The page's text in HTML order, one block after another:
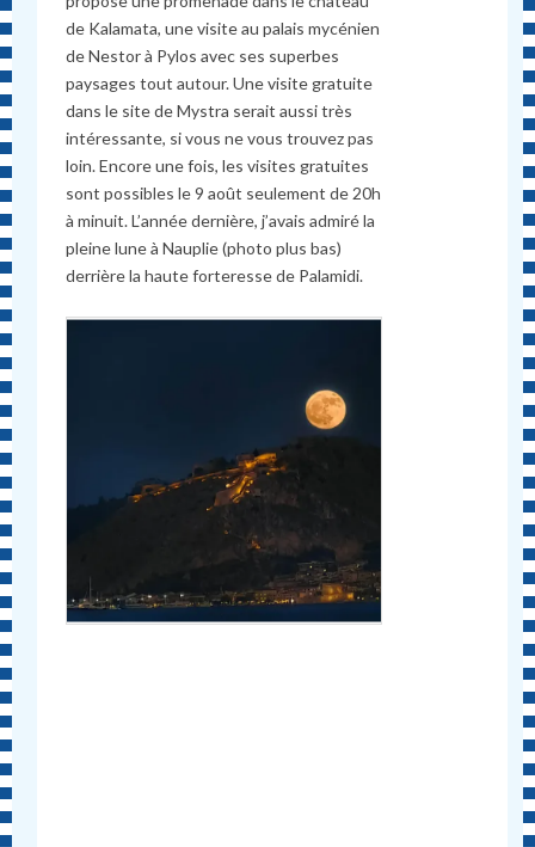
de Kalamata, une visite au palais mycénien
de Nestor à Pylos avec ses superbes
paysages tout autour. Une visite gratuite
dans le site de Mystra serait aussi très
intéressante, si vous ne vous trouvez pas
loin. Encore une fois, les visites gratuites
sont possibles le 9 août seulement de 20h
à minuit. L’année dernière, j’avais admiré la
pleine lune à Nauplie (photo plus bas)
derrière la haute forteresse de Palamidi.